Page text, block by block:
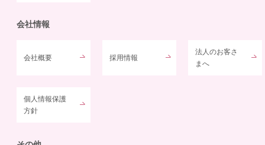
会社情報
会社概要 採用情報
法人のお客さ
まへ
個人情報保護
方針